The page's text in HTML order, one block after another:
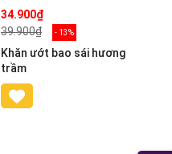
34.900₫
39.900₫
- 13%
Khăn ướt bao sái hương
trầm